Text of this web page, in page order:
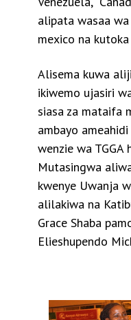
alipata wasaa
mexico na
Alisema kuwa
ikiwemo ujasiri
siasa za mataifa
ambayo
wenzie wa TGGA
Mutasingwa
kwenye Uwanja
alilakiwa na
Grace Shaba
Elieshupendo